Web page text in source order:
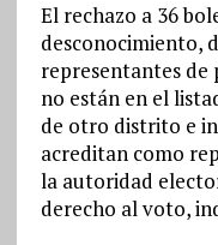
El rechazo a 36
desconocimiento,
representantes de
no están en el
de otro distrito e
acreditan como
la autoridad
derecho al voto,